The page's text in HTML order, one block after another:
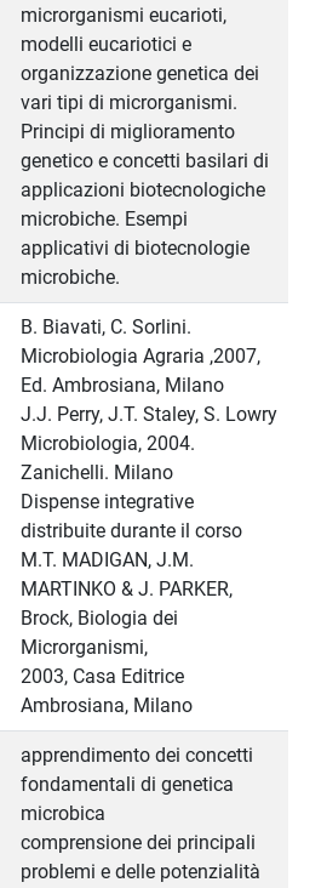
microrganismi eucarioti,
modelli eucariotici e
organizzazione genetica dei
vari tipi di microrganismi.
Principi di miglioramento
genetico e concetti basilari di
applicazioni biotecnologiche
microbiche. Esempi
applicativi di biotecnologie
microbiche.
B. Biavati, C. Sorlini.
Microbiologia Agraria ,2007,
Ed. Ambrosiana, Milano
J.J. Perry, J.T. Staley, S. Lowry
Microbiologia, 2004.
Zanichelli. Milano
Dispense integrative
distribuite durante il corso
M.T. MADIGAN, J.M.
MARTINKO & J. PARKER,
Brock, Biologia dei
Microrganismi,
2003, Casa Editrice
Ambrosiana, Milano
apprendimento dei concetti
fondamentali di genetica
microbica
comprensione dei principali
problemi e delle potenzialità